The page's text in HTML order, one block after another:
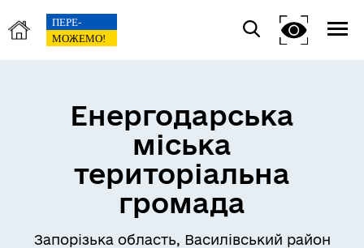
Енергодарська
міська
територіальна
громада
Запорізька область, Василівський район